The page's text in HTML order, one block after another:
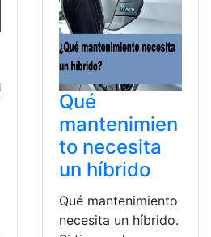
Qué
mantenimien
to necesita
un híbrido
Qué mantenimiento
necesita un híbrido.